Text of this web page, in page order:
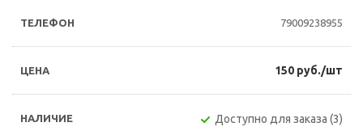
79009238955
150 руб./шт
Доступно для заказа (3)